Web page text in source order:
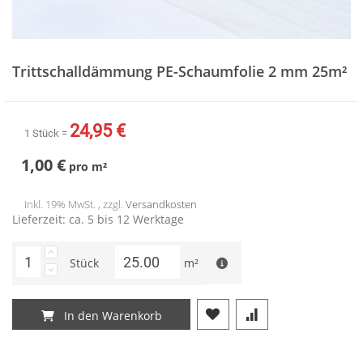
der
Trittschalldämmung PE-Schaumfolie 2 mm 25m²
1 Stück = 24,95 €
1,00 € pro m²
Inkl. 19% MwSt. , zzgl. Versandkosten
Lieferzeit: ca. 5 bis 12 Werktage
Stück m²
In den Warenkorb